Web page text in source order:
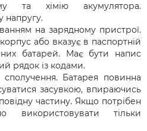
та хімію акумулятора.
напругу.
на зарядному пристрої.
або вказує в паспортній
батарей. Має бути напис
рядок із кодами.
сполучення. Батарея повинна
засувкою, впираючись
частину. Якщо потрібен
використовувати тільки